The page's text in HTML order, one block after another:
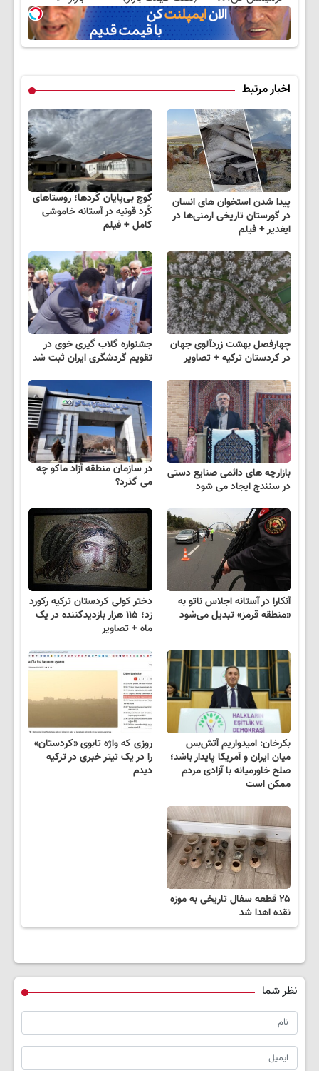
اخبار مرتبط
پیدا شدن استخوان های انسان
در گورستان تاریخی ارمنی‌ها در
ایغدیر + فیلم
کوچ بی‌پایان کُردها؛ روستاهای
کُرد قونیه در آستانه خاموشی
کامل + فیلم
چهارفصل بهشت زردآلوی جهان
در کردستان ترکیه + تصاویر
جشنواره گلاب گیری خوی در
تقویم گردشگری ایران ثبت شد
بازارچه های دائمی صنایع دستی
در سنندج ایجاد می شود
در سازمان منطقه آزاد ماکو چه
می گذرد؟
آنکارا در آستانه اجلاس ناتو به
«منطقه قرمز» تبدیل می‌شود
دختر کولی کردستان ترکیه رکورد
زد؛ ۱۱۵ هزار بازدیدکننده در یک
ماه + تصاویر
بکرخان: امیدواریم آتش‌بس
میان ایران و آمریکا پایدار باشد؛
صلح خاورمیانه با آزادی مردم
ممکن است
روزی که واژه تابوی «کردستان»
را در یک تیتر خبری در ترکیه
دیدم
۲۵ قطعه سفال تاریخی به موزه
نقده اهدا شد
نظر شما